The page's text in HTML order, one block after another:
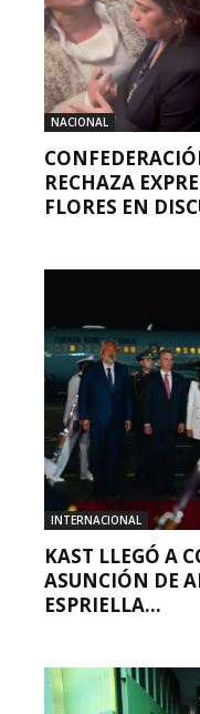
NACIONAL
RECHAZA
FLORES EN
INTERNACIONAL
KAST LLEGÓ A
ASUNCIÓN DE
ESPRIELLA...